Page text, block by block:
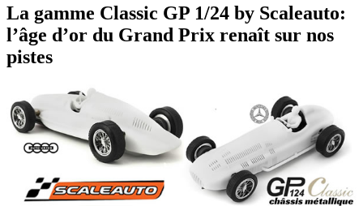
La gamme Classic GP 1/24 by Scaleauto:
l’âge d’or du Grand Prix renaît sur nos
pistes